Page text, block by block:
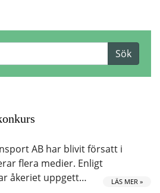
AB har blivit försatt i
flera medier. Enligt
åkeriet uppgett…
LÄS MER »